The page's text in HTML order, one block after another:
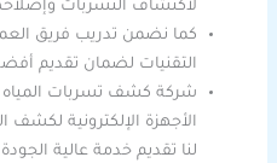
لاكتشاف التسربات
كما نضمن تدريب فريق
التقنيات لضمان تقديم أفضل
شركة كشف تسربات
الأجهزة الإلكترونية لكشف
لنا تقديم خدمة عالية